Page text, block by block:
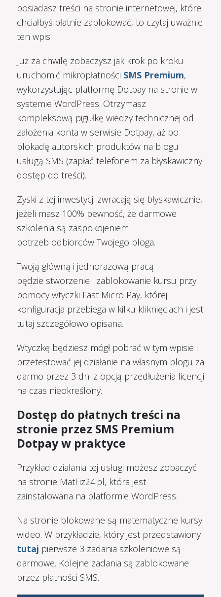
posiadasz treści na stronie internetowej, które
chciałbyś płatnie zablokować, to czytaj uważnie
ten wpis.
Już za chwilę zobaczysz jak krok po kroku
uruchomić mikropłatności SMS Premium,
wykorzystując platformę Dotpay na stronie w
systemie WordPress. Otrzymasz
kompleksową pigułkę wiedzy technicznej od
założenia konta w serwisie Dotpay, aż po
blokadę autorskich produktów na blogu
usługą SMS (zapłać telefonem za błyskawiczny
dostęp do treści).
Zyski z tej inwestycji zwracają się błyskawicznie,
jeżeli masz 100% pewność, że darmowe
szkolenia są zaspokojeniem
potrzeb odbiorców Twojego bloga.
Twoją główną i jednorazową pracą
będzie stworzenie i zablokowanie kursu przy
pomocy wtyczki Fast Micro Pay, której
konfiguracja przebiega w kilku kliknięciach i jest
tutaj szczegółowo opisana.
Wtyczkę będziesz mógł pobrać w tym wpisie i
przetestować jej działanie na własnym blogu za
darmo przez 3 dni z opcją przedłużenia licencji
na czas nieokreślony.
Dostęp do płatnych treści na
stronie przez SMS Premium
Dotpay w praktyce
Przykład działania tej usługi możesz zobaczyć
na stronie MatFiz24.pl, która jest
zainstalowana na platformie WordPress.
Na stronie blokowane są matematyczne kursy
wideo. W przykładzie, który jest przedstawiony
tutaj pierwsze 3 zadania szkoleniowe są
darmowe. Kolejne zadania są zablokowane
przez płatności SMS.